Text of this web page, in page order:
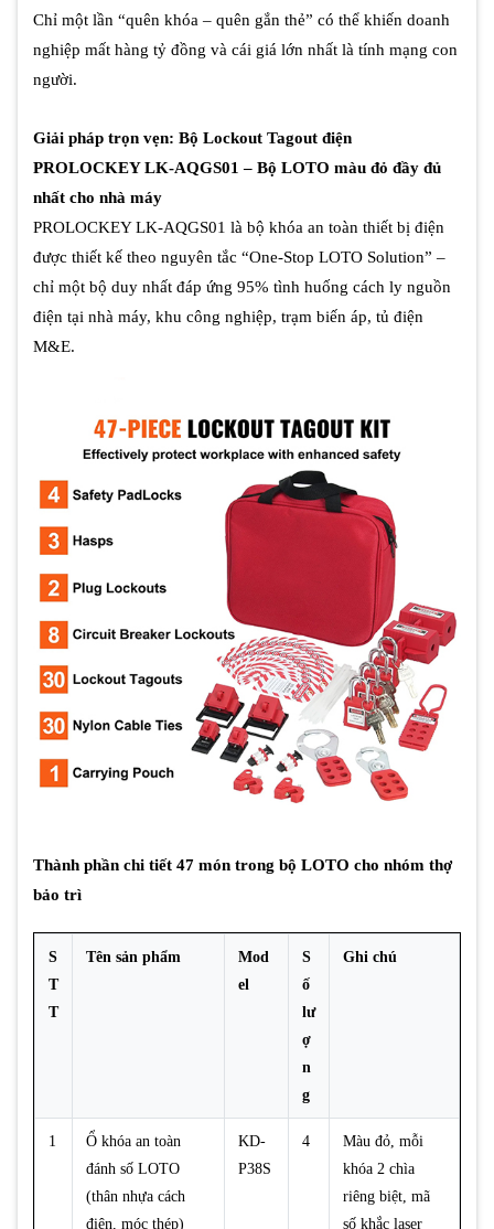
Chỉ một lần “quên khóa – quên gắn thẻ” có thể khiến doanh
nghiệp mất hàng tỷ đồng và cái giá lớn nhất là tính mạng con
người.
Giải pháp trọn vẹn: Bộ Lockout Tagout điện
PROLOCKEY LK-AQGS01 – Bộ LOTO màu đỏ đầy đủ
nhất cho nhà máy
PROLOCKEY LK-AQGS01 là bộ khóa an toàn thiết bị điện
được thiết kế theo nguyên tắc “One-Stop LOTO Solution” –
chỉ một bộ duy nhất đáp ứng 95% tình huống cách ly nguồn
điện tại nhà máy, khu công nghiệp, trạm biến áp, tủ điện
M&E.
Thành phần chi tiết 47 món trong bộ LOTO cho nhóm thợ
bảo trì
S
T
T
Tên sản phẩm
Mod
el
S
ố
lư
ợ
n
g
Ghi chú
1
Ổ khóa an toàn
đánh số LOTO
(thân nhựa cách
điện, móc thép)
KD-
P38S
4
Màu đỏ, mỗi
khóa 2 chìa
riêng biệt, mã
số khắc laser